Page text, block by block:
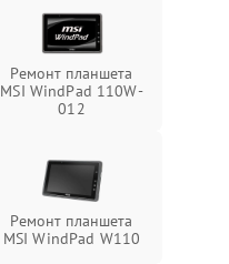
Ремонт планшета
MSI WindPad 110W-
012
Ремонт планшета
MSI WindPad W110